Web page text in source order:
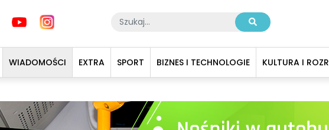
WIADOMOŚCI EXTRA SPORT BIZNES I TECHNOLOGIE KULTURA I